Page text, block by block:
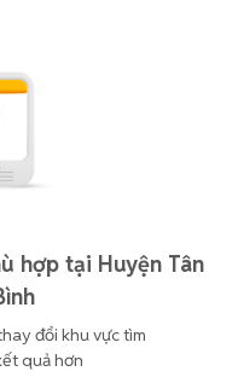
hợp tại Huyện Tân
đổi khu vực tìm
quả hơn